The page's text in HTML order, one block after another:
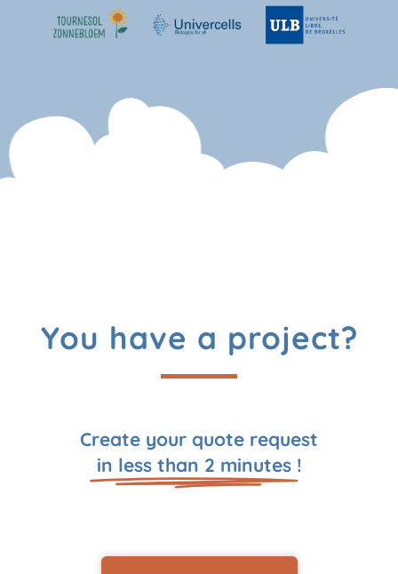
You have a project?
Create your quote request
in less than 2 minutes !